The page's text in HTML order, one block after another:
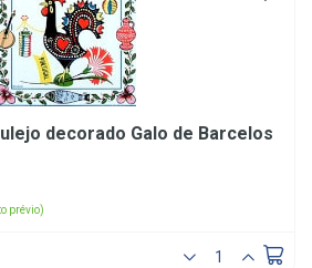
decorado Galo de Barcelos
prévio)